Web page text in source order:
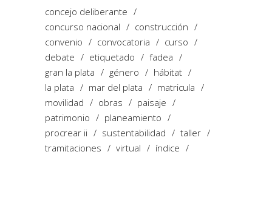
concejo deliberante
concurso nacional
construcción
convenio
convocatoria
curso
debate
etiquetado
fadea
gran la plata
género
hábitat
la plata
mar del plata
matricula
movilidad
obras
paisaje
patrimonio
planeamiento
procrear ii
sustentabilidad
taller
tramitaciones
virtual índice